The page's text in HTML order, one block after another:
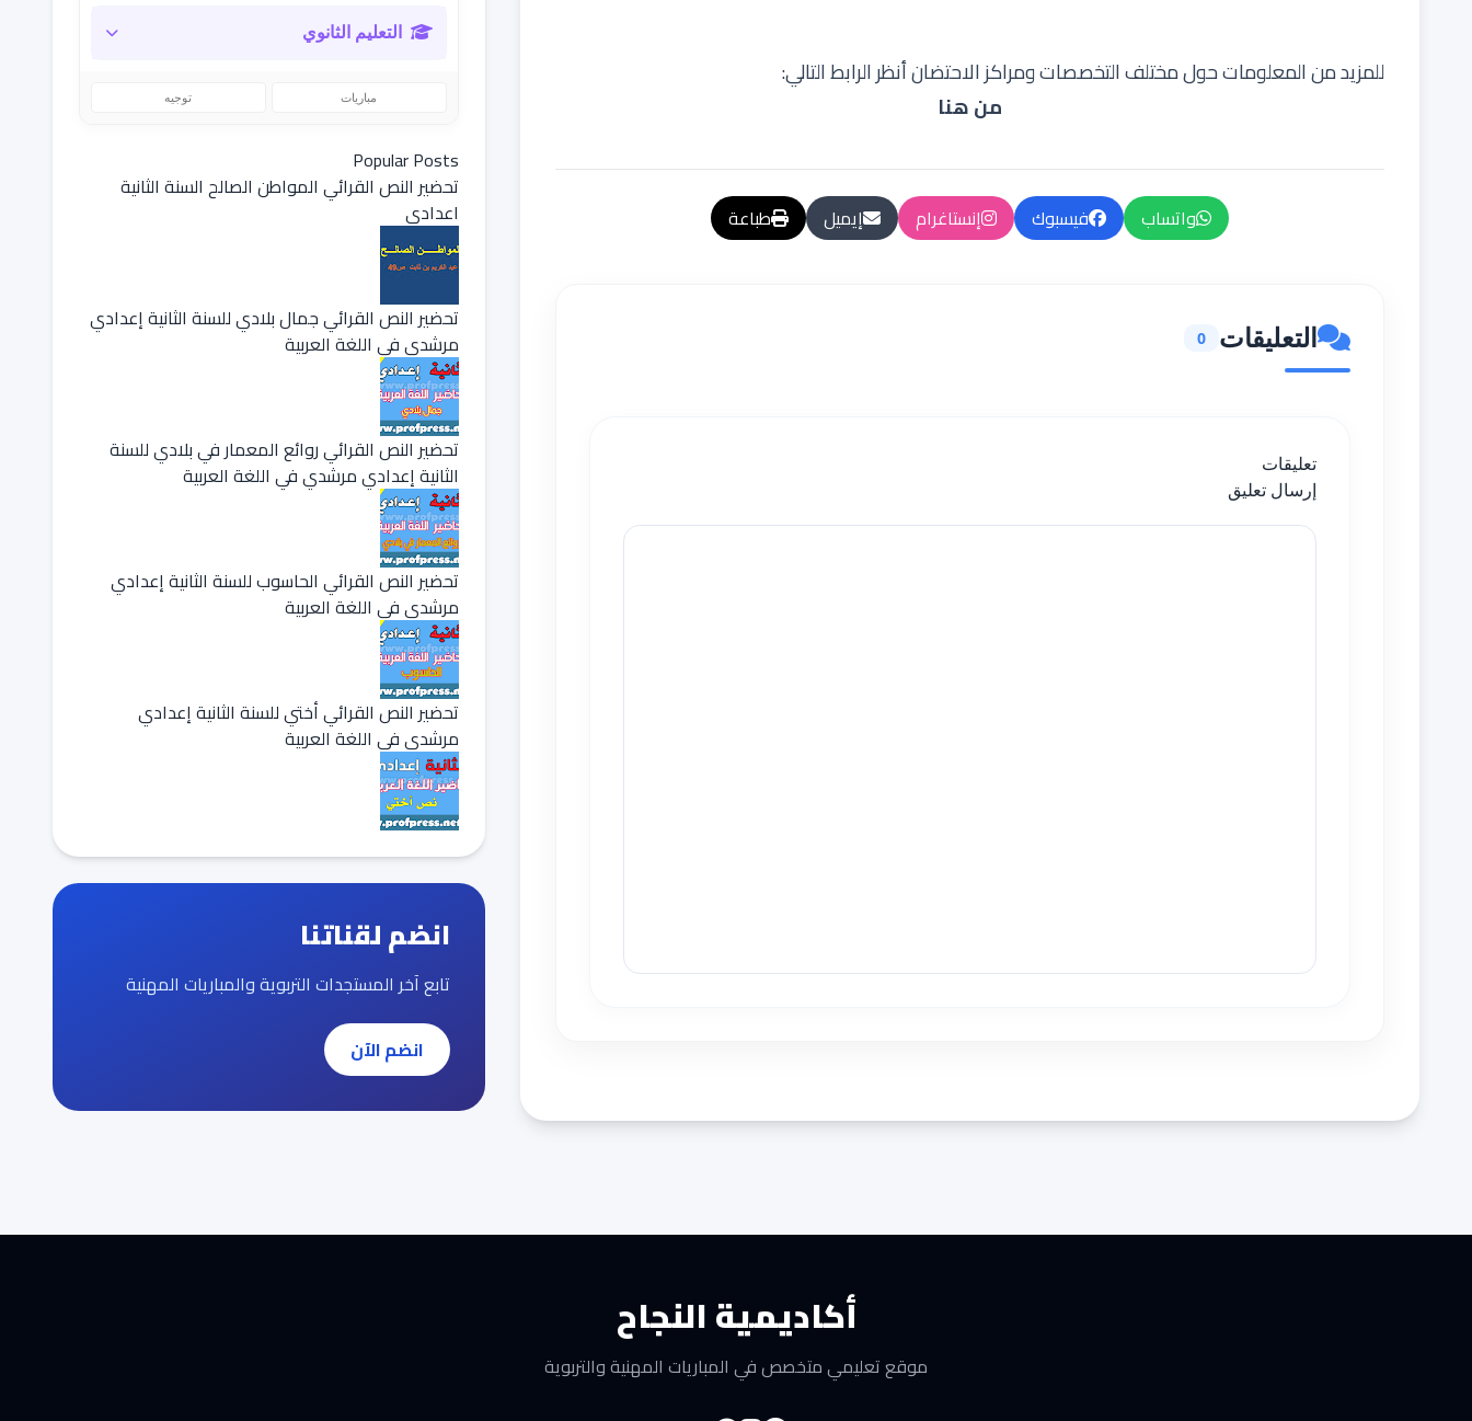
للمزيد من المعلومات حول مختلف التخصصات ومراكز الاحتضان أنظر الرابط التالي:
من هنا
واتساب فيسبوك إنستاغرام إيميل طباعة
التعليقات 0
تعليقات
إرسال تعليق
التعليم الثانوي
مباريات توجيه
Popular Posts
تحضير النص القرائي المواطن الصالح السنة الثانية
اعدادي
تحضير النص القرائي جمال بلادي للسنة الثانية إعدادي
مرشدي في اللغة العربية
تحضير النص القرائي روائع المعمار في بلادي للسنة
الثانية إعدادي مرشدي في اللغة العربية
تحضير النص القرائي الحاسوب للسنة الثانية إعدادي
مرشدي في اللغة العربية
تحضير النص القرائي أختي للسنة الثانية إعدادي
مرشدي في اللغة العربية
انضم لقناتنا
تابع آخر المستجدات التربوية والمباريات المهنية
انضم الآن
أكاديمية النجاح
موقع تعليمي متخصص في المباريات المهنية والتربوية